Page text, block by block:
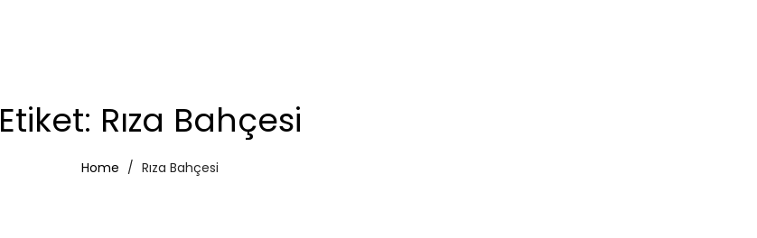
Etiket: Rıza Bahçesi
Home Rıza Bahçesi